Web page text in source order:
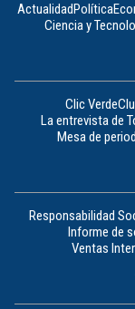
ActualidadPolítica
Ciencia y
Clic Verde
La entrevista de
Mesa de
Responsabilidad
Informe de
Ventas